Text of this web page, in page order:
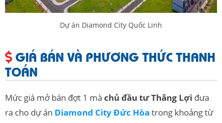
Dự án Diamond City Quốc Linh
GIÁ BÁN VÀ PHƯƠNG THỨC THANH
TOÁN
Mức giá mở bán đợt 1 mà chủ đầu tư Thắng Lợi đưa
ra cho dự án Diamond City Đức Hòa trong khoảng từ